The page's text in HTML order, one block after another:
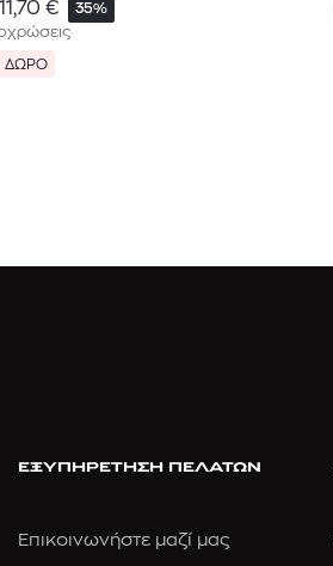
11,70 € 35%
ΔΩΡΟ
ΕΞΥΠΗΡΕΤΗΣΗ ΠΕΛΑΤΩΝ
Επικοινωνήστε μαζί μας